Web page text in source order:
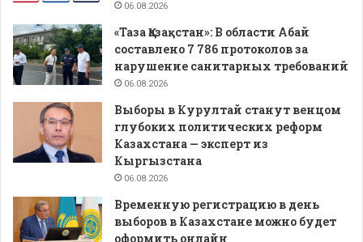
06.08.2026
«Таза Қазақстан»: В области Абай
составлено 7 786 протоколов за
нарушение санитарных требований
06.08.2026
Выборы в Курултай станут венцом
глубоких политических реформ
Казахстана — эксперт из
Кыргызстана
06.08.2026
Временную регистрацию в день
выборов в Казахстане можно будет
оформить онлайн